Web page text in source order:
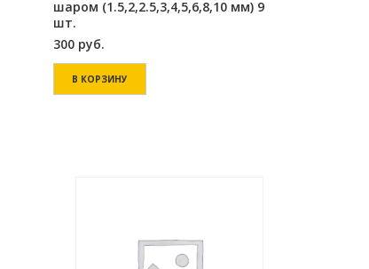
шаром (1.5,2,2.5,3,4,5,6,8,10 мм) 9
шт.
300 руб.
В КОРЗИНУ